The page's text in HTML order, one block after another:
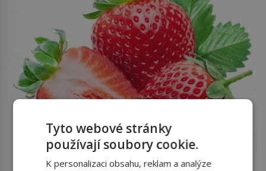
Tyto webové stránky
používají soubory cookie.
K personalizaci obsahu, reklam a analýze